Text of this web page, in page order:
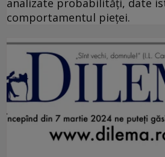
analizate probabilități, date
comportamentul pieței.